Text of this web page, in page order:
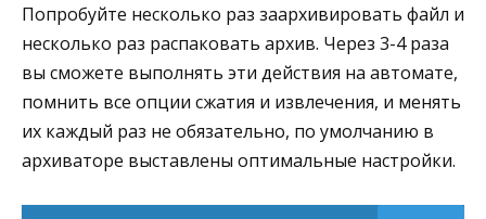
Попробуйте несколько раз заархивировать файл и
несколько раз распаковать архив. Через 3-4 раза
вы сможете выполнять эти действия на автомате,
помнить все опции сжатия и извлечения, и менять
их каждый раз не обязательно, по умолчанию в
архиваторе выставлены оптимальные настройки.